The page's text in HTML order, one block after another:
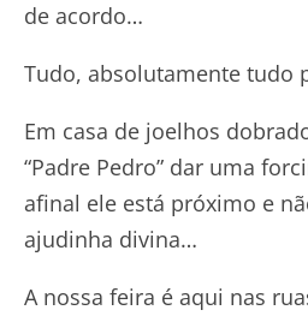
de acordo…
Tudo, absolutamente tudo
Em casa de joelhos
“Padre Pedro” dar uma
afinal ele está próximo e
ajudinha divina…
A nossa feira é aqui nas